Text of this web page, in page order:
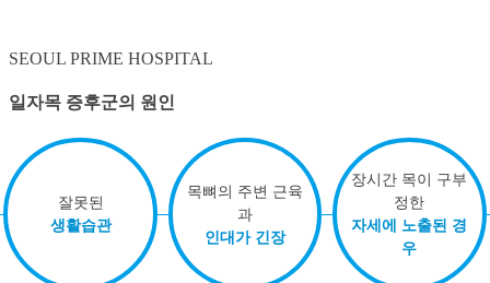
SEOUL PRIME HOSPITAL
일자목 증후군의 원인
잘못된
생활습관
목뼈의 주변 근육
과
인대가 긴장
장시간 목이 구부
정한
자세에 노출된 경
우